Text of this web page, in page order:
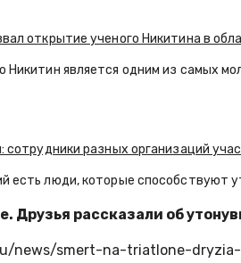
открытие ученого Никитина в
Никитин является одним из самых
сотрудники разных организаций
есть люди, которые способствуют
Друзья рассказали об
news/smert-na-triatlone-